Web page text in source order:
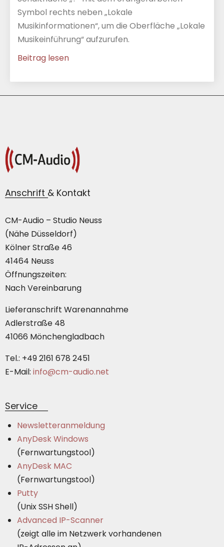
Symbol rechts neben „Lokale
Musikinformationen“, um die Oberfläche „Lokale
Musikeinführung“ aufzurufen.
Beitrag lesen
Anschrift & Kontakt
CM-Audio – Studio Neuss
(Nähe Düsseldorf)
Kölner Straße 46
41464 Neuss
Öffnungszeiten:
Nach Vereinbarung
Lieferanschrift Warenannahme
Adlerstraße 48
41066 Mönchengladbach
Tel.: +49 2161 678 2451
E-Mail: info@cm-audio.net
Service
Newsletteranmeldung
AnyDesk Windows
(Fernwartungstool)
AnyDesk MAC
(Fernwartungstool)
Putty
(Unix SSH Shell)
Advanced IP-Scanner
(zeigt alle im Netzwerk vorhandenen